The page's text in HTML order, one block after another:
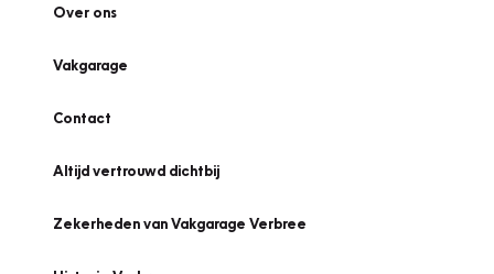
Over ons
Vakgarage
Contact
Altijd vertrouwd dichtbij
Zekerheden van Vakgarage Verbree